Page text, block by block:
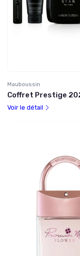
Mauboussin
Coffret Prestige
Voir le détail